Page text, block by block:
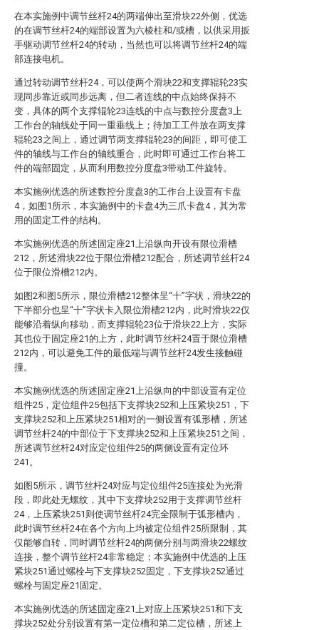
在本实施例中调节丝杆24的两端伸出至滑块22外侧，优选
的在调节丝杆24的端部设置为六棱柱和/或槽，以供采用扳
手驱动调节丝杆24的转动，当然也可以将调节丝杆24的端
部连接电机。
通过转动调节丝杆24，可以使两个滑块22和支撑辊轮23实
现同步靠近或同步远离，但二者连线的中点始终保持不
变，具体的两个支撑辊轮23连线的中点与数控分度盘3上
工作台的轴线处于同一重垂线上；待加工工件放在两支撑
辊轮23之间上，通过调节两支撑辊轮23的间距，即可使工
件的轴线与工作台的轴线重合，此时即可通过工作台将工
件的端部固定，从而利用数控分度盘3带动工件旋转。
本实施例优选的所述数控分度盘3的工作台上设置有卡盘
4，如图1所示，本实施例中的卡盘4为三爪卡盘4，其为常
用的固定工件的结构。
本实施例优选的所述固定座21上沿纵向开设有限位滑槽
212，所述滑块22位于限位滑槽212配合，所述调节丝杆24
位于限位滑槽212内。
如图2和图5所示，限位滑槽212整体呈“十”字状，滑块22的
下半部分也呈“十”字状卡入限位滑槽212内，此时滑块22仅
能够沿着纵向移动，而支撑辊轮23位于滑块22上方，实际
其也位于固定座21的上方，此时调节丝杆24置于限位滑槽
212内，可以避免工件的最低端与调节丝杆24发生接触碰
撞。
本实施例优选的所述固定座21上沿纵向的中部设置有定位
组件25，定位组件25包括下支撑块252和上压紧块251，下
支撑块252和上压紧块251相对的一侧设置有弧形槽，所述
调节丝杆24的中部位于下支撑块252和上压紧块251之间，
所述调节丝杆24对应定位组件25的两侧设置有定位环
241。
如图5所示，调节丝杆24对应与定位组件25连接处为光滑
段，即此处无螺纹，其中下支撑块252用于支撑调节丝杆
24，上压紧块251则使调节丝杆24完全限制于弧形槽内，
此时调节丝杆24在各个方向上均被定位组件25所限制，其
仅能够自转，同时调节丝杆24的两侧分别与两滑块22螺纹
连接，整个调节丝杆24非常稳定；本实施例中优选的上压
紧块251通过螺栓与下支撑块252固定，下支撑块252通过
螺栓与固定座21固定。
本实施例优选的所述固定座21上对应上压紧块251和下支
撑块252处分别设置有第一定位槽和第二定位槽，所述上